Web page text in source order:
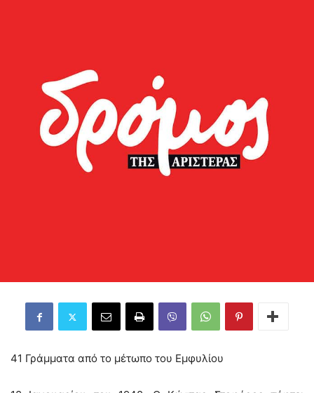
41 Γράμματα από το μέτωπο του Εμφυλίου